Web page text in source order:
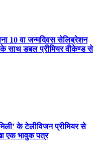
10 वा जन्मदिवस सेलिब्रेशन
डबल प्रीमियर वीकेण्ड से
के टेलीविजन प्रीमियर से
एक भावुक पत्र